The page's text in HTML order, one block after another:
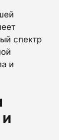
спектр
и